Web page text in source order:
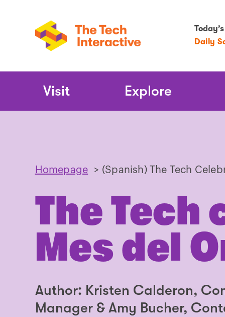
Daily
Main
Visit Explore
Homepage > (Spanish) The Tech
The Tech
Mes del
Author: Kristen Calderon,
Manager & Amy Bucher,